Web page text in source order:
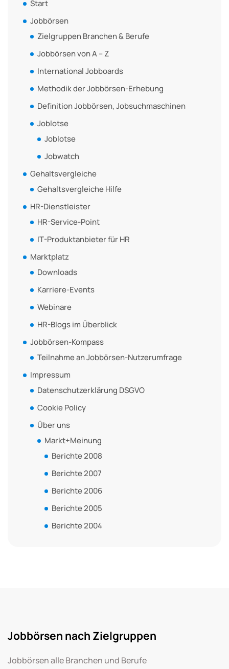
Start
Jobbörsen
Zielgruppen Branchen & Berufe
Jobbörsen von A – Z
International Jobboards
Methodik der Jobbörsen-Erhebung
Definition Jobbörsen, Jobsuchmaschinen
Joblotse
Joblotse
Jobwatch
Gehaltsvergleiche
Gehaltsvergleiche Hilfe
HR-Dienstleister
HR-Service-Point
IT-Produktanbieter für HR
Marktplatz
Downloads
Karriere-Events
Webinare
HR-Blogs im Überblick
Jobbörsen-Kompass
Teilnahme an Jobbörsen-Nutzerumfrage
Impressum
Datenschutzerklärung DSGVO
Cookie Policy
Über uns
Markt+Meinung
Berichte 2008
Berichte 2007
Berichte 2006
Berichte 2005
Berichte 2004
Jobbörsen nach Zielgruppen
Jobbörsen alle Branchen und Berufe